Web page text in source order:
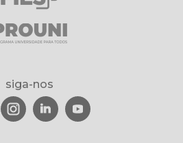
siga-nos